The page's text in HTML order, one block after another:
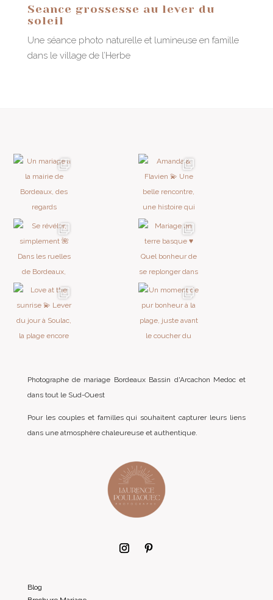
Seance grossesse au lever du
soleil
Une séance photo naturelle et lumineuse en famille
dans le village de l’Herbe
Photographe de mariage Bordeaux Bassin d'Arcachon Medoc et
dans tout le Sud-Ouest
Pour les couples et familles qui souhaitent capturer leurs liens
dans une atmosphère chaleureuse et authentique.
Blog